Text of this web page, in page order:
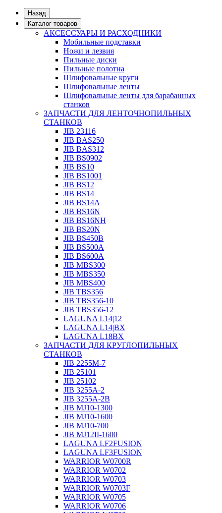
Назад
Каталог товаров
АКСЕССУАРЫ И РАСХОДНИКИ
Мобильные подставки
Ножи и лезвия
Пильные диски
Пильные полотна
Шлифовальные круги
Шлифовальные ленты
Шлифовальные ленты для барабанных
станков
ЗАПЧАСТИ ДЛЯ ЛЕНТОЧНОПИЛЬНЫХ
СТАНКОВ
JIB 23116
JIB BAS250
JIB BAS312
JIB BS0902
JIB BS10
JIB BS1001
JIB BS12
JIB BS14
JIB BS14А
JIB BS16N
JIB BS16NH
JIB BS20N
JIB BS450B
JIB BS500A
JIB BS600A
JIB MBS300
JIB MBS350
JIB MBS400
JIB TBS356
JIB TBS356-10
JIB TBS356-12
LAGUNA L14|12
LAGUNA L14|BX
LAGUNA L18BX
ЗАПЧАСТИ ДЛЯ КРУГЛОПИЛЬНЫХ
СТАНКОВ
JIB 2255M-7
JIB 25101
JIB 25102
JIB 3255A-2
JIB 3255A-2B
JIB MJ10-1300
JIB MJ10-1600
JIB MJ10-700
JIB MJ12II-1600
LAGUNA LF2FUSION
LAGUNA LF3FUSION
WARRIOR W0700R
WARRIOR W0702
WARRIOR W0703
WARRIOR W0703F
WARRIOR W0705
WARRIOR W0706